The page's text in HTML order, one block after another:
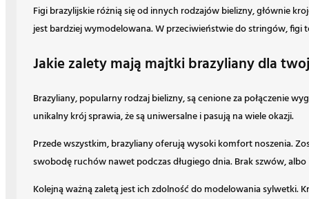
Figi brazylijskie różnią się od innych rodzajów bielizny, głównie
jest bardziej wymodelowana. W przeciwieństwie do stringów, figi
Jakie zalety mają majtki brazyliany dla
Brazyliany, popularny rodzaj bielizny, są cenione za połączenie
unikalny krój sprawia, że są uniwersalne i pasują na wiele okazji.
Przede wszystkim, brazyliany oferują wysoki komfort noszenia.
swobodę ruchów nawet podczas długiego dnia. Brak szwów,
Kolejną ważną zaletą jest ich zdolność do modelowania sylwetki.